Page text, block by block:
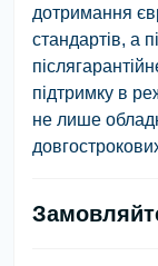
дотримання
стандартів, а
підтримку в
не лише